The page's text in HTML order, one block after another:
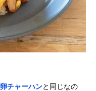
卵チャーハンと同じなの